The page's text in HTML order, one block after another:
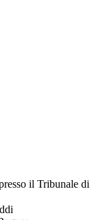
il Tribunale di